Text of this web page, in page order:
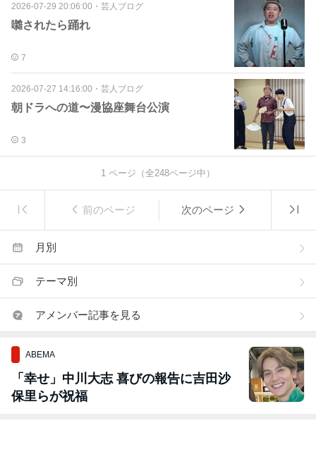
2026-07-29 20:06:00 ・ 芸人ブログ
囃されたら踊れ
7
2026-07-27 14:16:00 ・ 芸人ブログ
朝ドラへの道〜漫協座舞台公演
3
1 ページ（全248ページ中）
前のページ 次のページ
月別
テーマ別
アメンバー記事を見る
ABEMA
「幸せ」中川大志 喜びの報告に吉田沙
保里らが祝福